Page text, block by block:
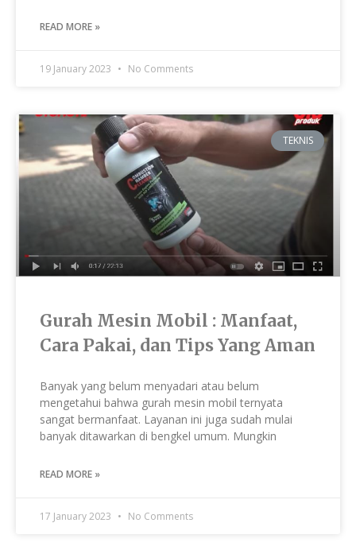
READ MORE »
19 January 2023 No Comments
TEKNIS
Gurah Mesin Mobil : Manfaat,
Cara Pakai, dan Tips Yang Aman
Banyak yang belum menyadari atau belum
mengetahui bahwa gurah mesin mobil ternyata
sangat bermanfaat. Layanan ini juga sudah mulai
banyak ditawarkan di bengkel umum. Mungkin
READ MORE »
17 January 2023 No Comments